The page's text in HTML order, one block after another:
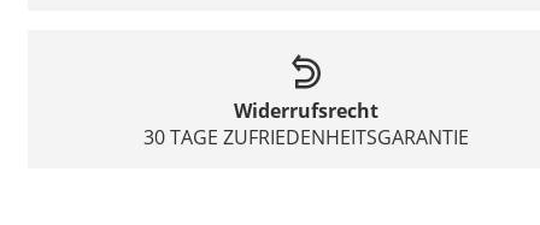
Widerrufsrecht
30 TAGE ZUFRIEDENHEITSGARANTIE